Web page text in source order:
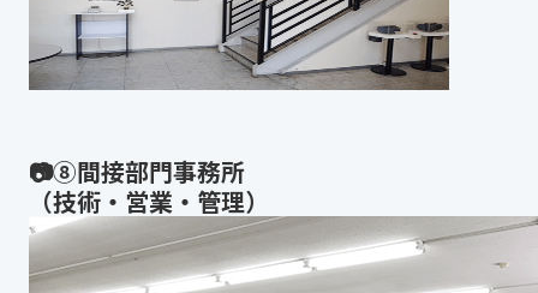
📷⑧間接部門事務所
（技術・営業・管理）